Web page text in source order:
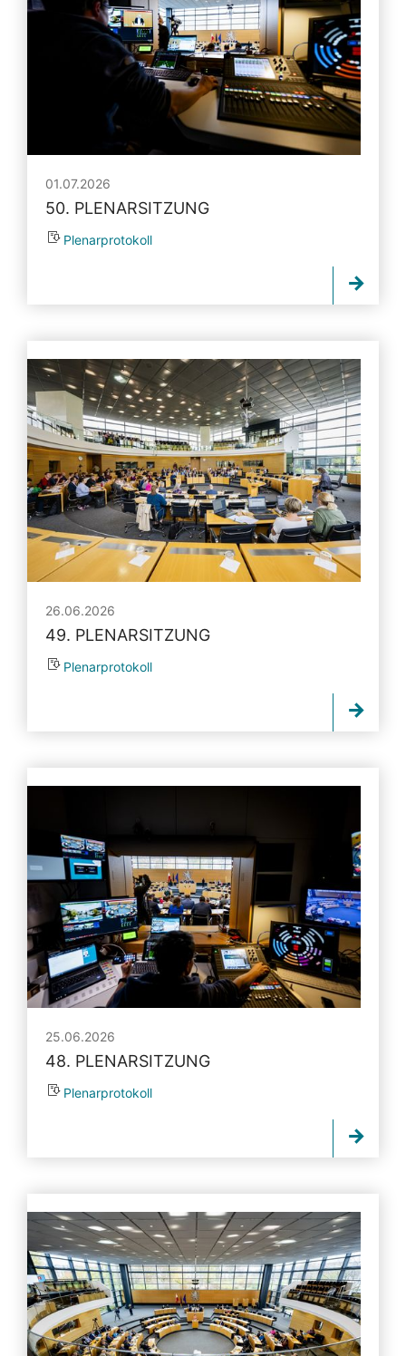
01.07.2026
50. PLENARSITZUNG
Plenarprotokoll
26.06.2026
49. PLENARSITZUNG
Plenarprotokoll
25.06.2026
48. PLENARSITZUNG
Plenarprotokoll